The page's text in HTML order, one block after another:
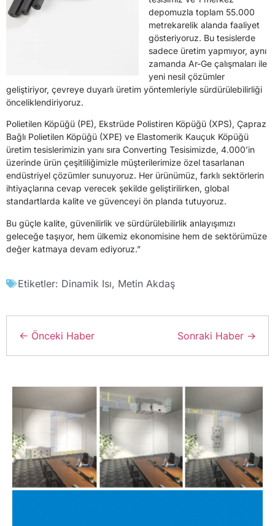
depomuzla toplam 55.000
metrekarelik alanda faaliyet
gösteriyoruz. Bu tesislerde
sadece üretim yapmıyor, aynı
zamanda Ar-Ge çalışmaları ile
yeni nesil çözümler
geliştiriyor, çevreye duyarlı üretim yöntemleriyle sürdürülebilirliği
önceliklendiriyoruz.
Polietilen Köpüğü (PE), Ekstrüde Polistiren Köpüğü (XPS), Çapraz
Bağlı Polietilen Köpüğü (XPE) ve Elastomerik Kauçuk Köpüğü
üretim tesislerimizin yanı sıra Converting Tesisimizde, 4.000’in
üzerinde ürün çeşitliliğimizle müşterilerimize özel tasarlanan
endüstriyel çözümler sunuyoruz. Her ürünümüz, farklı sektörlerin
ihtiyaçlarına cevap verecek şekilde geliştirilirken, global
standartlarda kalite ve güvenceyi ön planda tutuyoruz.
Bu güçle kalite, güvenilirlik ve sürdürülebilirlik anlayışımızı
geleceğe taşıyor, hem ülkemiz ekonomisine hem de sektörümüze
değer katmaya devam ediyoruz.”
Etiketler: Dinamik Isı, Metin Akdaş
← Önceki Haber Sonraki Haber →